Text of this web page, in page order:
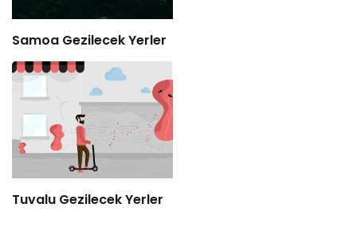
Samoa Gezilecek Yerler
Tuvalu Gezilecek Yerler